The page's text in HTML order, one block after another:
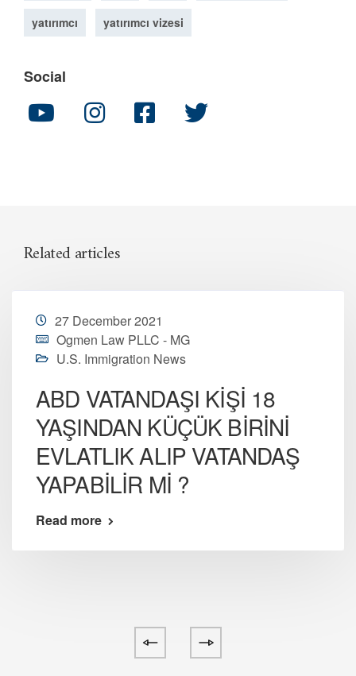
yatırımcı yatırımcı vizesi
Social
Related articles
27 December 2021
Ogmen Law PLLC - MG
U.S. Immigration News
ABD VATANDAŞI KİŞİ 18
YAŞINDAN KÜÇÜK BİRİNİ
EVLATLIK ALIP VATANDAŞ
YAPABİLİR Mİ ?
Read more